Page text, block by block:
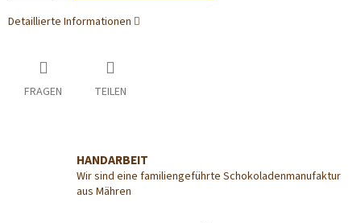
Detaillierte Informationen
FRAGEN TEILEN
HANDARBEIT
Wir sind eine familiengeführte Schokoladenmanufaktur
aus Mähren